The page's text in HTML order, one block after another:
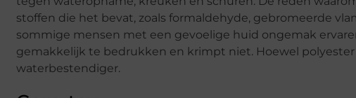
stoffen die het bevat, zoals formaldehyde, gebromeerde
sommige mensen met een gevoelige huid ongemak
gemakkelijk te bedrukken en krimpt niet. Hoewel
waterbestendiger.